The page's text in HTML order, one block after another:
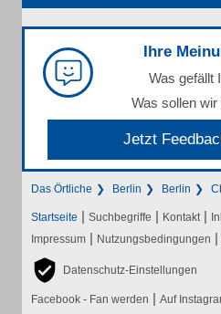
Ihre
Was gefällt
Was sollen
Jetzt
Das Örtliche Berlin Berlin
Startseite | Suchbegriffe | Kontakt |
Impressum | Nutzungsbedingungen |
Datenschutz-Einstellungen
Facebook - Fan werden | Auf